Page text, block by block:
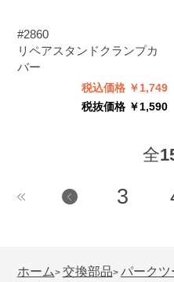
#2860
リペアスタンドクランプカ
バー
税込価格 ￥1,749
税抜価格 ￥1,590
全
3
ホーム> 交換部品> パークツ